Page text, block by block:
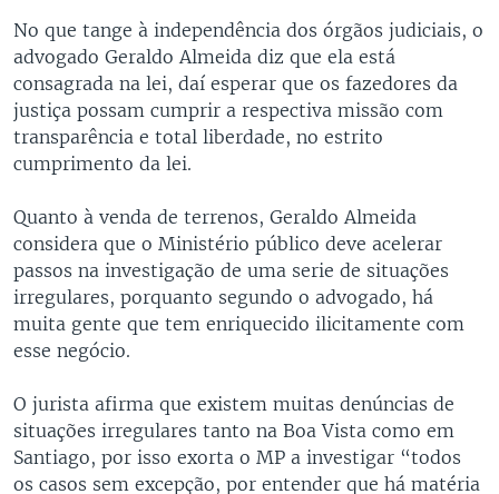
No que tange à independência dos órgãos judiciais, o
advogado Geraldo Almeida diz que ela está
consagrada na lei, daí esperar que os fazedores da
justiça possam cumprir a respectiva missão com
transparência e total liberdade, no estrito
cumprimento da lei.
Quanto à venda de terrenos, Geraldo Almeida
considera que o Ministério público deve acelerar
passos na investigação de uma serie de situações
irregulares, porquanto segundo o advogado, há
muita gente que tem enriquecido ilicitamente com
esse negócio.
O jurista afirma que existem muitas denúncias de
situações irregulares tanto na Boa Vista como em
Santiago, por isso exorta o MP a investigar “todos
os casos sem excepção, por entender que há matéria